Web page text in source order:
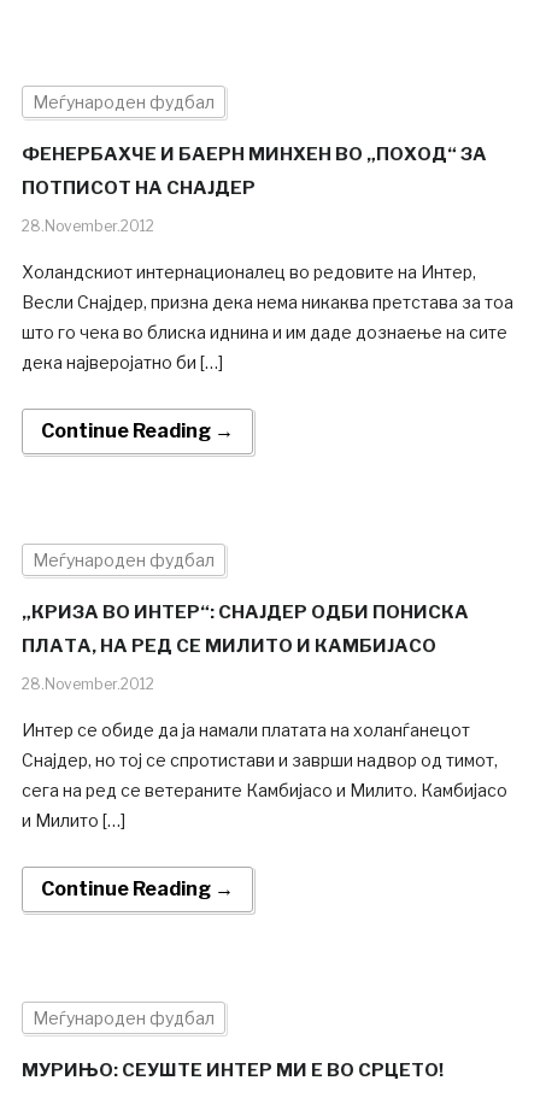
Меѓународен фудбал
ФЕНЕРБАХЧЕ И БАЕРН МИНХЕН ВО „ПОХОД“ ЗА
ПОТПИСОТ НА СНАЈДЕР
28.November.2012
Холандскиот интернационалец во редовите на Интер,
Весли Снајдер, призна дека нема никаква претстава за тоа
што го чека во блиска иднина и им даде дознаење на сите
дека најверојатно би […]
Continue Reading →
Меѓународен фудбал
„КРИЗА ВО ИНТЕР“: СНАЈДЕР ОДБИ ПОНИСКА
ПЛАТА, НА РЕД СЕ МИЛИТО И КАМБИЈАСО
28.November.2012
Интер се обиде да ја намали платата на холанѓанецот
Снајдер, но тој се спротистави и заврши надвор од тимот,
сега на ред се ветераните Камбијасо и Милито. Камбијасо
и Милито […]
Continue Reading →
Меѓународен фудбал
МУРИЊО: СЕУШТЕ ИНТЕР МИ Е ВО СРЦЕТО!